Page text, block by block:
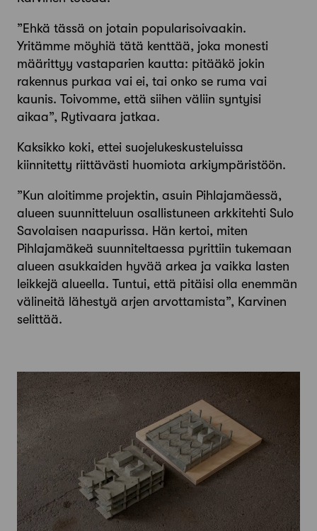
”Ehkä tässä on jotain popularisoivaakin.
Yritämme möyhiä tätä kenttää, joka monesti
määrittyy vastaparien kautta: pitääkö jokin
rakennus purkaa vai ei, tai onko se ruma vai
kaunis. Toivomme, että siihen väliin syntyisi
aikaa”, Rytivaara ­jatkaa.
Kaksikko koki, ettei suojelukeskusteluissa
kiinnitetty riittävästi huomiota arkiympäristöön.
”Kun aloitimme projektin, asuin Pihlajamäessä,
alueen suunnitteluun osallistuneen arkkitehti Sulo
Savolaisen naapurissa. Hän kertoi, miten
Pihlajamäkeä suunniteltaessa pyrittiin tukemaan
alueen asukkaiden hyvää arkea ja vaikka lasten
leikkejä alueella. Tuntui, että pitäisi olla enemmän
välineitä lähestyä arjen arvottamista”, Karvinen
selittää.